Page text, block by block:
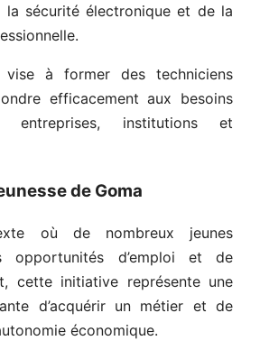
la sécurité électronique et de la
vise à former des techniciens
efficacement aux besoins
entreprises, institutions et
de Goma
où de nombreux jeunes
opportunités d’emploi et de
cette initiative représente une
d’acquérir un métier et de
économique.